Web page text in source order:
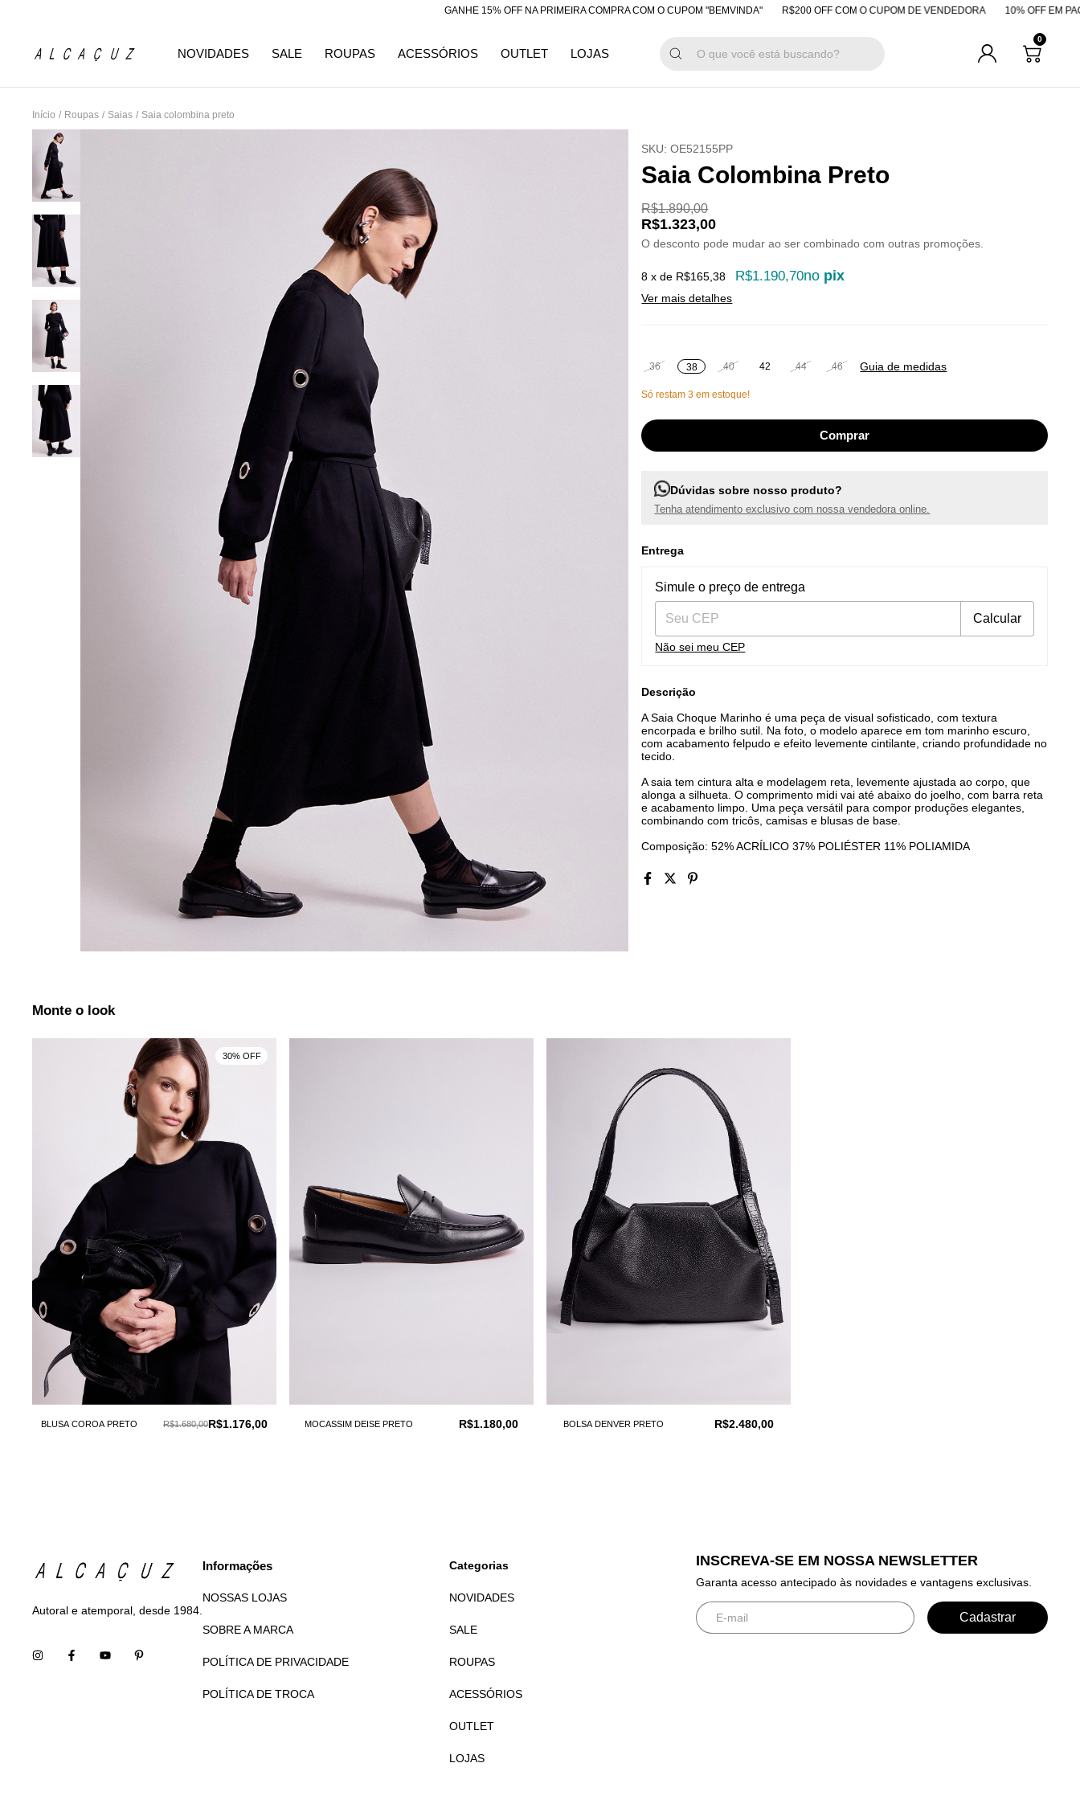
GANHE 15% OFF NA PRIMEIRA COMPRA COM O CUPOM "BEMVINDA" R$200 OFF COM O CUPOM DE VENDEDORA 10% OFF EM
NOVIDADES SALE ROUPAS ACESSÓRIOS OUTLET LOJAS
0
Início / Roupas / Saias / Saia colombina preto
SKU:OE52155PP
Saia Colombina Preto
R$1.890,00
R$1.323,00
O desconto pode mudar ao ser combinado com outras promoções.
8 x de R$165,38 R$1.190,70no pix
Ver mais detalhes
36 38 40 42 44 46 Guia de medidas
Só restam3 em estoque!
Dúvidas sobre nosso produto?
Tenha atendimento exclusivo com nossa vendedora online.
Entrega
Entregas para o CEP:
Simule o preço de entrega
Calcular
Não sei meu CEP
Descrição
A Saia Choque Marinho é uma peça de visual sofisticado, com textura
encorpada e brilho sutil. Na foto, o modelo aparece em tom marinho escuro,
com acabamento felpudo e efeito levemente cintilante, criando profundidade no
tecido.
A saia tem cintura alta e modelagem reta, levemente ajustada ao corpo, que
alonga a silhueta. O comprimento midi vai até abaixo do joelho, com barra reta
e acabamento limpo. Uma peça versátil para compor produções elegantes,
combinando com tricôs, camisas e blusas de base.
Composição: 52% ACRÍLICO 37% POLIÉSTER 11% POLIAMIDA
Monte o look
BLUSA COROA PRETO R$1.176,00
R$1.680,00
30% OFF
MOCASSIM DEISE PRETO R$1.180,00 BOLSA DENVER PRETO R$2.480,00
Autoral e atemporal, desde 1984.
Informações
NOSSAS LOJAS
SOBRE A MARCA
POLÍTICA DE PRIVACIDADE
POLÍTICA DE TROCA
Categorias
NOVIDADES
SALE
ROUPAS
ACESSÓRIOS
OUTLET
LOJAS
INSCREVA-SE EM NOSSA NEWSLETTER
Garanta acesso antecipado às novidades e vantagens exclusivas.